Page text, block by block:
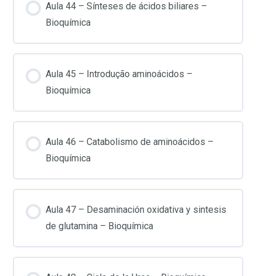
Aula 44 – Sínteses de ácidos biliares –
Bioquímica
Aula 45 – Introdução aminoácidos –
Bioquímica
Aula 46 – Catabolismo de aminoácidos –
Bioquímica
Aula 47 – Desaminación oxidativa y sintesis
de glutamina – Bioquímica